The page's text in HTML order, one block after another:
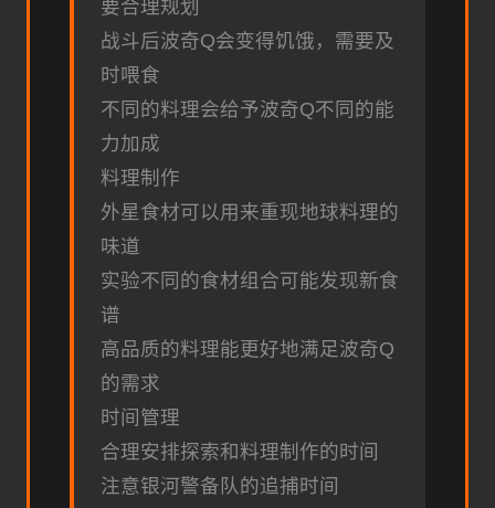
要合理规划
战斗后波奇Q会变得饥饿，需要及
时喂食
不同的料理会给予波奇Q不同的能
力加成
料理制作
外星食材可以用来重现地球料理的
味道
实验不同的食材组合可能发现新食
谱
高品质的料理能更好地满足波奇Q
的需求
时间管理
合理安排探索和料理制作的时间
注意银河警备队的追捕时间